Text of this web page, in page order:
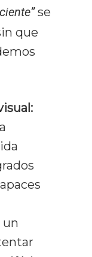
se
que
un